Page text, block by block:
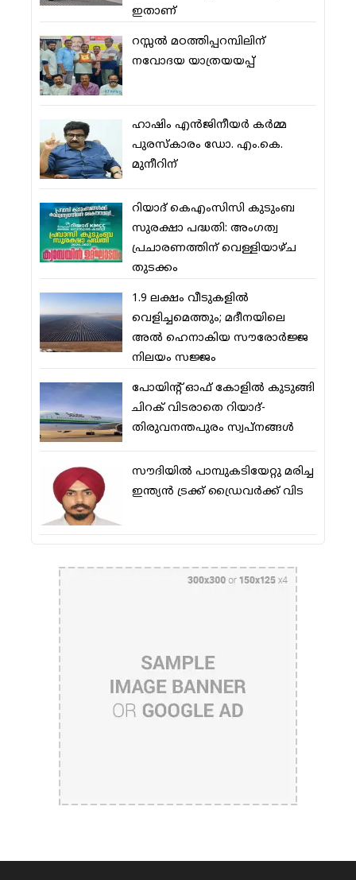
ഇതാണ്
റസ്സല്‍ മഠത്തിപ്പറമ്പിലിന്
നവോദയ യാത്രയയപ്പ്
ഹാഷിം എന്‍ജിനീയര്‍ കര്‍മ്മ
പുരസ്‌കാരം ഡോ. എം.കെ.
മുനീറിന്
റിയാദ് കെഎംസിസി കുടുംബ
സുരക്ഷാ പദ്ധതി: അംഗത്വ
പ്രചാരണത്തിന് വെള്ളിയാഴ്ച
തുടക്കം
1.9 ലക്ഷം വീടുകളില്‍
വെളിച്ചമെത്തും; മദീനയിലെ
അല്‍ ഹെനാകിയ സൗരോര്‍ജ്ജ
നിലയം സജ്ജം
പോയിന്റ് ഓഫ് കോളില്‍ കുടുങ്ങി
ചിറക് വിടരാതെ റിയാദ്-
തിരുവനന്തപുരം സ്വപ്നങ്ങള്‍
സൗദിയിൽ പാമ്പുകടിയേറ്റു മരിച്ച
ഇന്ത്യൻ ട്രക്ക് ഡ്രൈവർക്ക് വിട